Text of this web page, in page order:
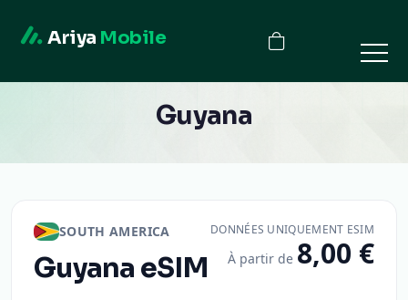
Ariya Mobile
Guyana
SOUTH AMERICA
Guyana eSIM
DONNÉES UNIQUEMENT ESIM
À partir de 8,00 €